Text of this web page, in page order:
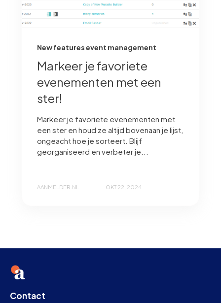
New features event management
Markeer je favoriete
evenementen met een
ster!
Markeer je favoriete evenementen met
een ster en houd ze altijd bovenaan je lijst,
ongeacht hoe je sorteert. Blijf
georganiseerd en verbeter je...
AANMELDER.NL OKT 22, 2024
Contact